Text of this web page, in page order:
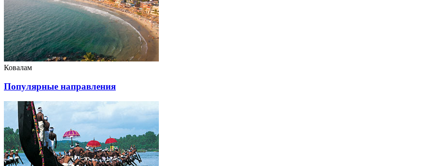
Ковалам
Популярные направления